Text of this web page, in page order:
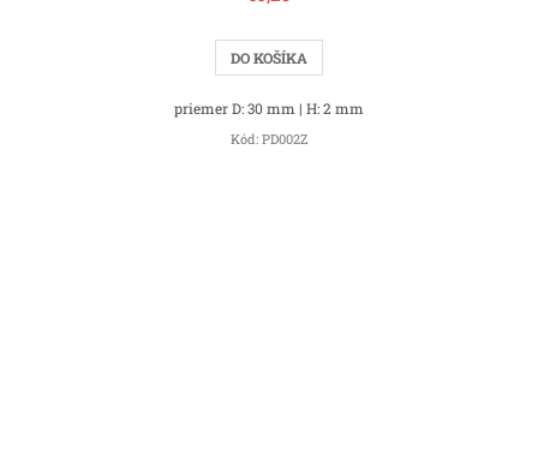
DO KOŠÍKA
priemer D: 30 mm | H: 2 mm
Kód: PD002Z